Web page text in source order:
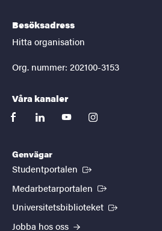
Besöksadress
Hitta organisation
Org. nummer: 202100-3153
Våra kanaler
facebooklinkedinyoutubeinstagram
Genvägar
Studentportalen (Extern länk)
Medarbetarportalen (Extern länk)
Universitetsbiblioteket (Extern länk)
Jobba hos oss